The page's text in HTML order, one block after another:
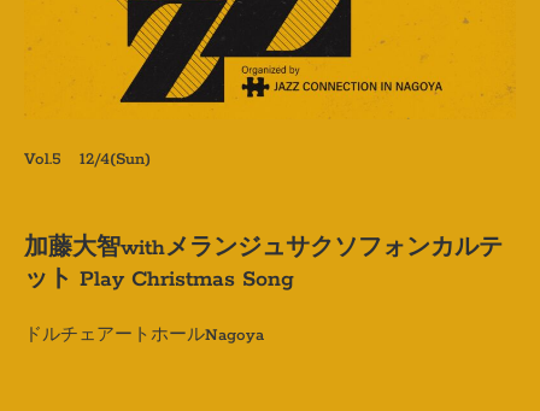
Vol.5 12/4(Sun)
加藤大智withメランジュサクソフォンカルテ
ット Play Christmas Song
ドルチェアートホールNagoya